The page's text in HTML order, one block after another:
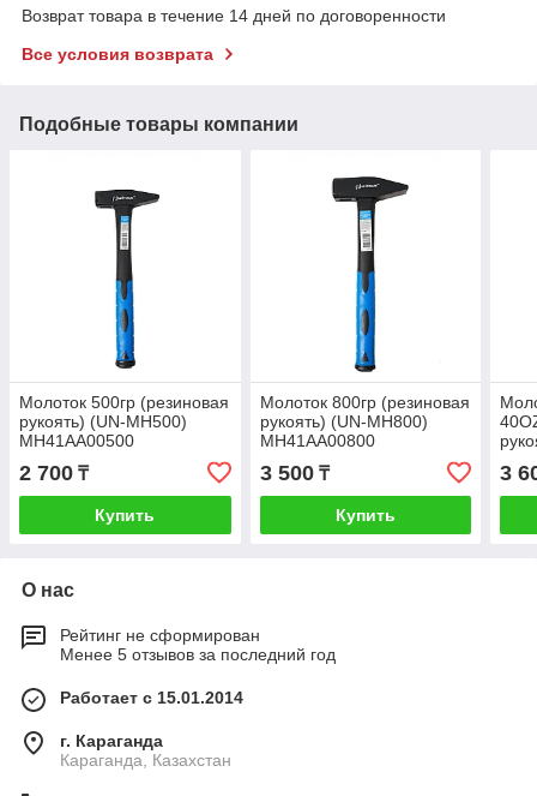
Возврат товара в течение 14 дней по договоренности
Все условия возврата
Подобные товары компании
Молоток 500гр (резиновая
рукоять) (UN-MH500)
MH41AA00500
2 700 ₸
Купить
Молоток 800гр (резиновая
рукоять) (UN-MH800)
MH41AA00800
3 500₸
Купить
3
О нас
Рейтинг не сформирован
Менее 5 отзывов за последний год
Работает с 15.01.2014
г. Караганда
Караганда, Казахстан